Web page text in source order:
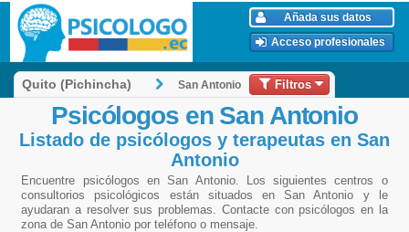
Añada sus datos
Acceso profesionales
Quito (Pichincha) San Antonio Filtros
Psicólogos en San Antonio
Listado de psicólogos y terapeutas en San
Antonio
Encuentre psicólogos en San Antonio. Los siguientes centros o
consultorios psicológicos están situados en San Antonio y le
ayudaran a resolver sus problemas. Contacte con psicólogos en la
zona de San Antonio por teléfono o mensaje.